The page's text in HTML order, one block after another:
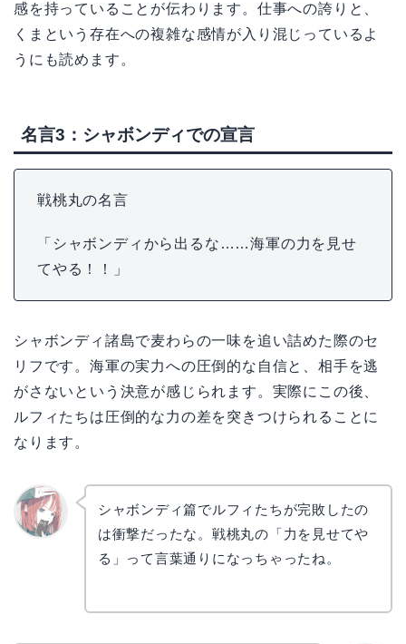
感を持っていることが伝わります。仕事への誇りと、
くまという存在への複雑な感情が入り混じっているよ
うにも読めます。
名言3：シャボンディでの宣言
戦桃丸の名言
「シャボンディから出るな……海軍の力を見せ
てやる！！」
シャボンディ諸島で麦わらの一味を追い詰めた際のセ
リフです。海軍の実力への圧倒的な自信と、相手を逃
がさないという決意が感じられます。実際にこの後、
ルフィたちは圧倒的な力の差を突きつけられることに
なります。
シャボンディ篇でルフィたちが完敗したの
は衝撃だったな。戦桃丸の「力を見せてや
る」って言葉通りになっちゃったね。